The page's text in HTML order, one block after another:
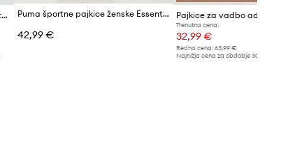
Športne pajkice Jack Wolfskin Berntal Tights Puma športne pajkice ženske Essential Tight
42,99 €
Trenutna cena:
32,99 €
Redna cena: 63,99 €
Najnižja cena za obdobje 30 dni pred